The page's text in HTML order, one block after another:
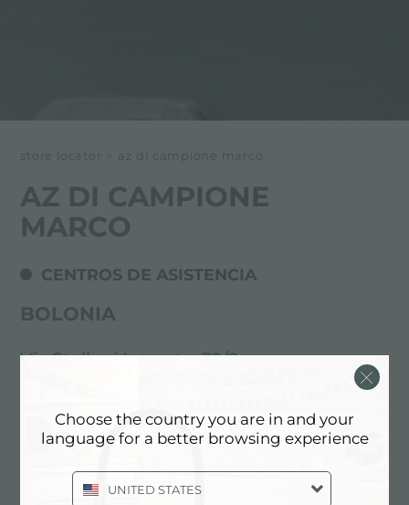
store locator > az di campione marco
AZ DI CAMPIONE
MARCO
CENTROS DE ASISTENCIA
BOLONIA
Via Stelloni Levante, 32/2
051/364910
335/382260
Choose the country you are in and your
language for a better browsing experience
UNITED STATES